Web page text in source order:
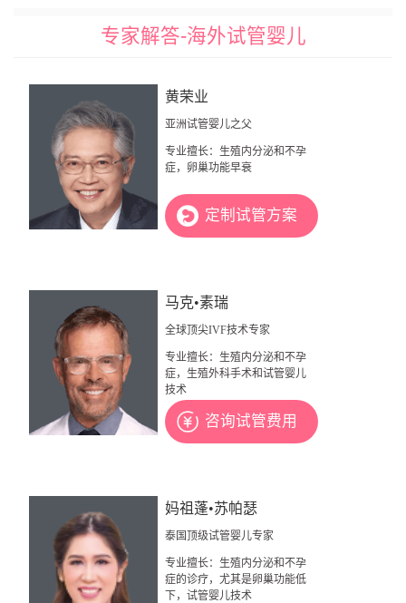
专家解答-海外试管婴儿
黄荣业
亚洲试管婴儿之父
专业擅长：生殖内分泌和不孕
症，卵巢功能早衰
定制试管方案
马克•素瑞
全球顶尖IVF技术专家
专业擅长：生殖内分泌和不孕
症，生殖外科手术和试管婴儿
技术
咨询试管费用
妈祖蓬•苏帕瑟
泰国顶级试管婴儿专家
专业擅长：生殖内分泌和不孕
症的诊疗，尤其是卵巢功能低
下，试管婴儿技术